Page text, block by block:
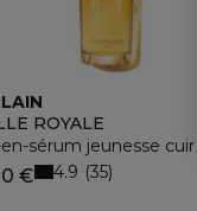
ROYALE
sérum jeunesse
€ 4.9 35